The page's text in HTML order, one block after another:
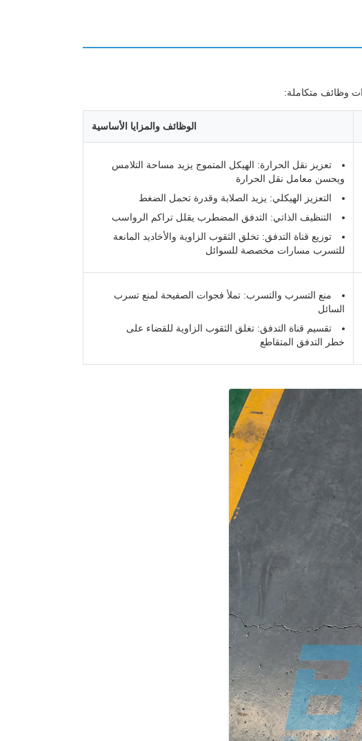
الوظائف والمزايا الأساسية
تعزيز نقل الحرارة: الهيكل المتموج يزيد مساحة التلامس
ويحسن معامل نقل الحرارة
التعزيز الهيكلي: يزيد الصلابة وقدرة تحمل الضغط
التنظيف الذاتي: التدفق المضطرب يقلل تراكم الرواسب
توزيع قناة التدفق: تخلق الثقوب الزاوية والأخاديد المانعة
للتسرب مسارات مخصصة للسوائل
منع التسرب والتسرب: تملأ فجوات الصفيحة لمنع تسرب
السائل
تقسيم قناة التدفق: تغلق الثقوب الزاوية للقضاء على
خطر التدفق المتقاطع